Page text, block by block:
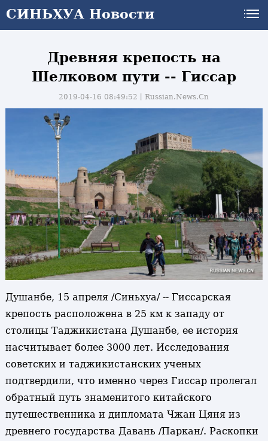
СИНЬХУА Новости
Древняя крепость на
Шелковом пути -- Гиссар
2019-04-16 08:49:52丨Russian.News.Cn
Душанбе, 15 апреля /Синьхуа/ -- Гиссарская
крепость расположена в 25 км к западу от
столицы Таджикистана Душанбе, ее история
насчитывает более 3000 лет. Исследования
советских и таджикистанских ученых
подтвердили, что именно через Гиссар пролегал
обратный путь знаменитого китайского
путешественника и дипломата Чжан Цяня из
древнего государства Давань /Паркан/. Раскопки